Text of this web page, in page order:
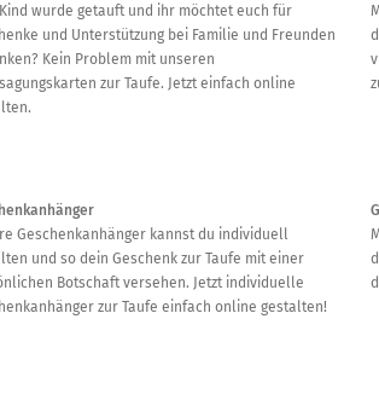
wurde getauft und ihr möchtet euch für
und Unterstützung bei Familie und Freunden
Kein Problem mit unseren
zur Taufe. Jetzt einfach online
Geschenkanhänger kannst du individuell
und so dein Geschenk zur Taufe mit einer
Botschaft versehen. Jetzt individuelle
zur Taufe einfach online gestalten!